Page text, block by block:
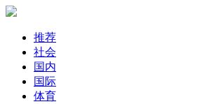
推荐
社会
国内
国际
体育